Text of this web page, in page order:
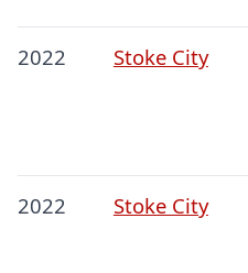
2022 Stoke City
2022 Stoke City